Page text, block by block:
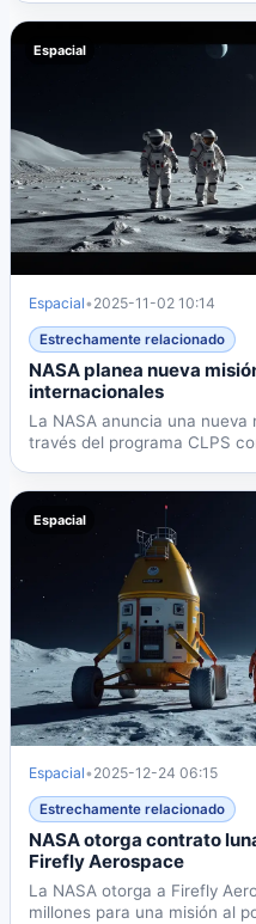
Espacial
Espacial• 2025-11-02 10:14
Estrechamente relacionado
NASA planea nueva
internacionales
La NASA anuncia una nueva
través del programa CLPS
Espacial
Espacial• 2025-12-24 06:15
Estrechamente relacionado
NASA otorga contrato
Firefly Aerospace
La NASA otorga a Firefly
millones para una misión al